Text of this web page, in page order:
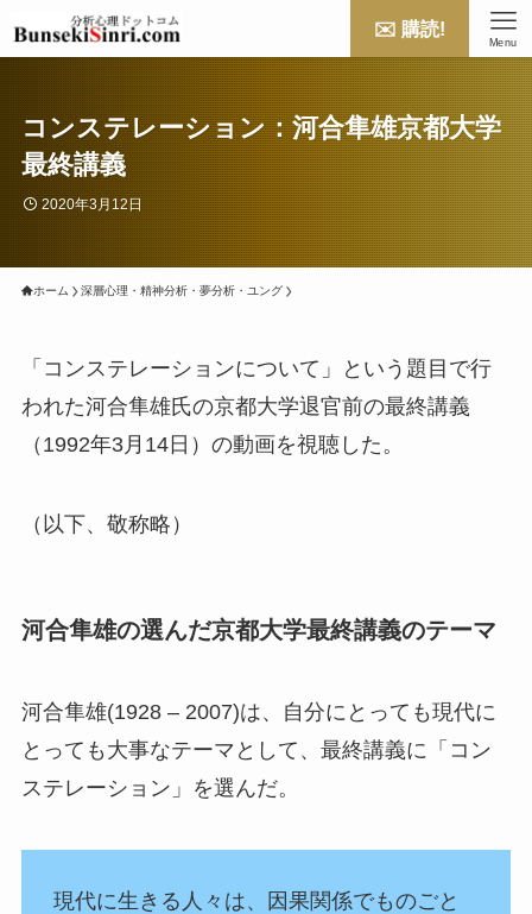
✉️ 購読!
Menu
コンステレーション：河合隼雄京都大学
最終講義
2020年3月12日
ホーム 深層心理・精神分析・夢分析・ユング
「コンステレーションについて」という題目で行
われた河合隼雄氏の京都大学退官前の最終講義
（1992年3月14日）の動画を視聴した。
（以下、敬称略）
河合隼雄の選んだ京都大学最終講義のテーマ
河合隼雄(1928 – 2007)は、自分にとっても現代に
とっても大事なテーマとして、最終講義に「コン
ステレーション」を選んだ。
現代に生きる人々は、因果関係でものごと